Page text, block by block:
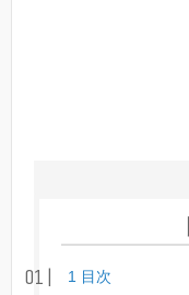
1 目次